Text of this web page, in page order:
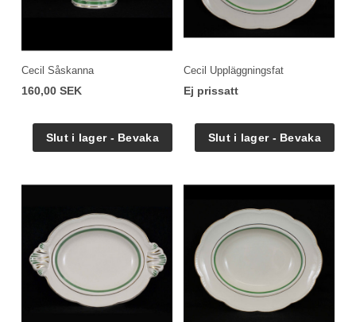
Cecil Såskanna
160,00 SEK
Cecil Uppläggningsfat
Ej prissatt